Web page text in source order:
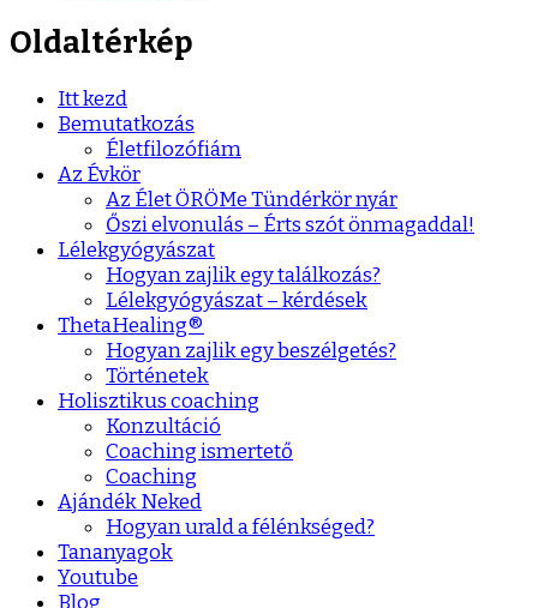
Oldaltérkép
Itt kezd
Bemutatkozás
Életfilozófiám
Az Évkör
Az Élet ÖRÖMe Tündérkör nyár
Őszi elvonulás – Érts szót önmagaddal!
Lélekgyógyászat
Hogyan zajlik egy találkozás?
Lélekgyógyászat – kérdések
ThetaHealing®
Hogyan zajlik egy beszélgetés?
Történetek
Holisztikus coaching
Konzultáció
Coaching ismertető
Coaching
Ajándék Neked
Hogyan urald a félénkséged?
Tananyagok
Youtube
Blog